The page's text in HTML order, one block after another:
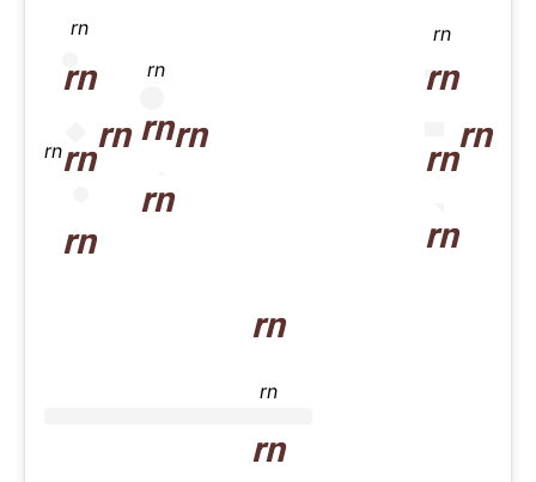
rn
rn
rn
rn
rn
rn
rn
rn
rn
rn
rn
rn
rn
rn
rn
rn
rn
rn